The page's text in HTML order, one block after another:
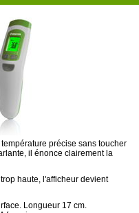
précise sans toucher
il énonce clairement la
haute, l'afficheur devient
Longueur 17 cm.